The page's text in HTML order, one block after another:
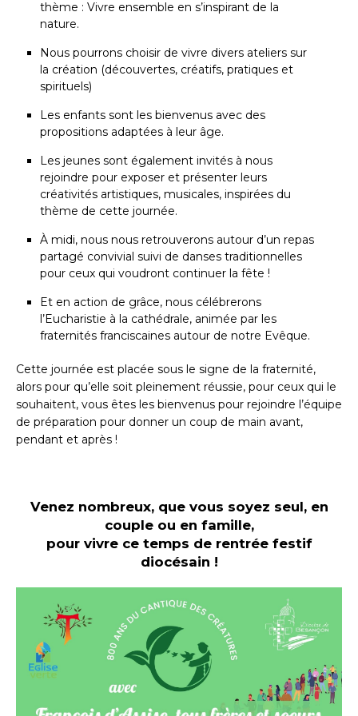
thème : Vivre ensemble en s’inspirant de la
nature.
Nous pourrons choisir de vivre divers ateliers sur
la création (découvertes, créatifs, pratiques et
spirituels)
Les enfants sont les bienvenus avec des
propositions adaptées à leur âge.
Les jeunes sont également invités à nous
rejoindre pour exposer et présenter leurs
créativités artistiques, musicales, inspirées du
thème de cette journée.
À midi, nous nous retrouverons autour d’un repas
partagé convivial suivi de danses traditionnelles
pour ceux qui voudront continuer la fête !
Et en action de grâce, nous célébrerons
l’Eucharistie à la cathédrale, animée par les
fraternités franciscaines autour de notre Evêque.
Cette journée est placée sous le signe de la fraternité,
alors pour qu’elle soit pleinement réussie, pour ceux qui le
souhaitent, vous êtes les bienvenus pour rejoindre l’équipe
de préparation pour donner un coup de main avant,
pendant et après !
Venez nombreux, que vous soyez seul, en
couple ou en famille,
pour vivre ce temps de rentrée festif
diocésain !